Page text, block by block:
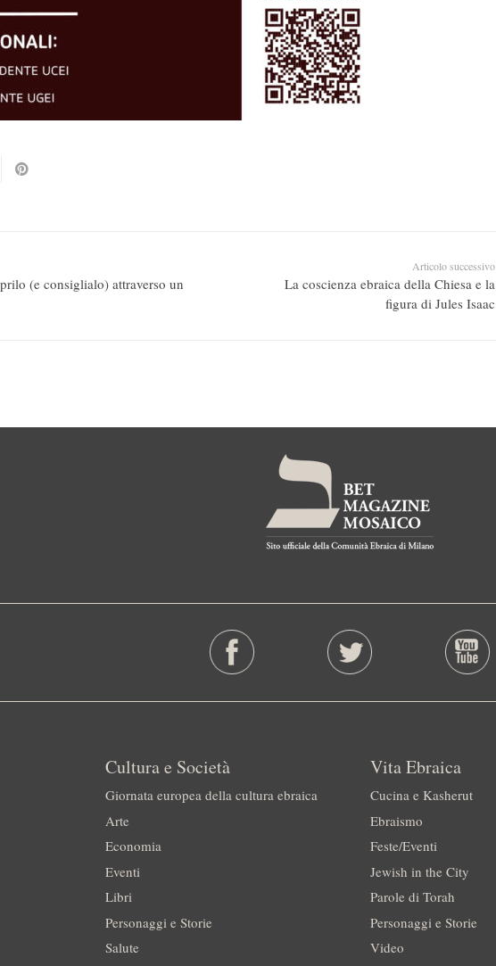
(e consiglialo) attraverso un
Articolo successivo
La coscienza ebraica della Chiesa e la
figura di Jules Isaac
Cultura e Società
Giornata europea della cultura ebraica
Arte
Economia
Eventi
Libri
Personaggi e Storie
Salute
Vita Ebraica
Cucina e Kasherut
Ebraismo
Feste/Eventi
Jewish in the City
Parole di Torah
Personaggi e Storie
Video